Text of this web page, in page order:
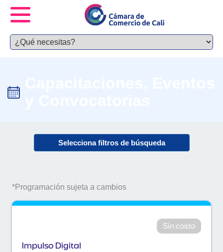
Selecciona filtros de búsqueda
*Programación sujeta a cambios
Sin costo
Impulso Digital